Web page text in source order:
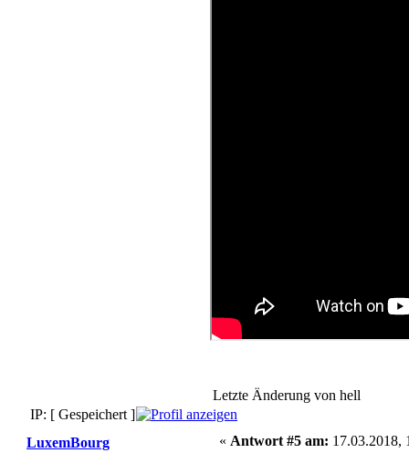
Letzte Änderung von hell
IP: [ Gespeichert ]
LuxemBourg
« Antwort #5 am: 17.03.2018,